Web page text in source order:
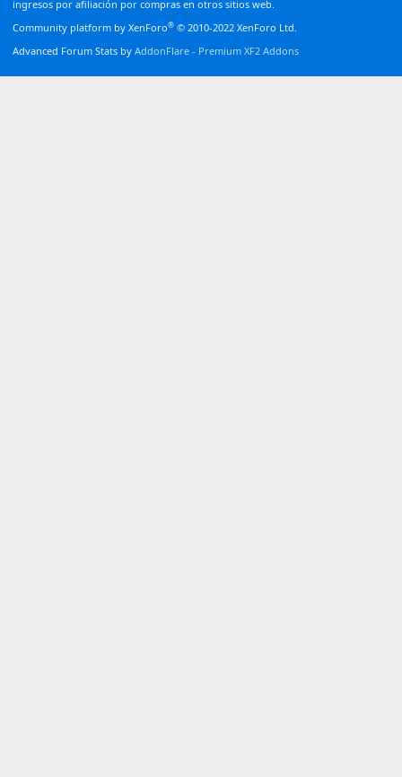
ingresos por afiliación por compras en otros sitios web.
Community platform by XenForo® © 2010-2022 XenForo Ltd.
Advanced Forum Stats by AddonFlare - Premium XF2 Addons